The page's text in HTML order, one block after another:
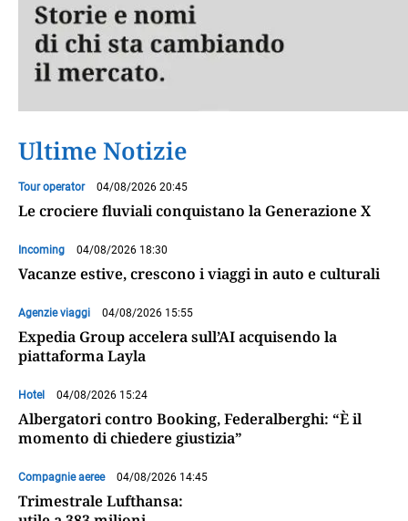
Ultime Notizie
Tour operator 04/08/2026 20:45
Le crociere fluviali conquistano la Generazione X
Incoming 04/08/2026 18:30
Vacanze estive, crescono i viaggi in auto e culturali
Agenzie viaggi 04/08/2026 15:55
Expedia Group accelera sull’AI acquisendo la
piattaforma Layla
Hotel 04/08/2026 15:24
Albergatori contro Booking, Federalberghi: “È il
momento di chiedere giustizia”
Compagnie aeree 04/08/2026 14:45
Trimestrale Lufthansa: